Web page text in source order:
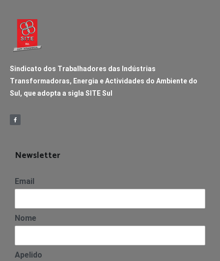
Sindicato dos Trabalhadores das Indústrias
Transformadoras, Energia e Actividades do Ambiente do
Sul, que adopta a sigla SITE Sul
Newsletter
Email
Nome
Apelido